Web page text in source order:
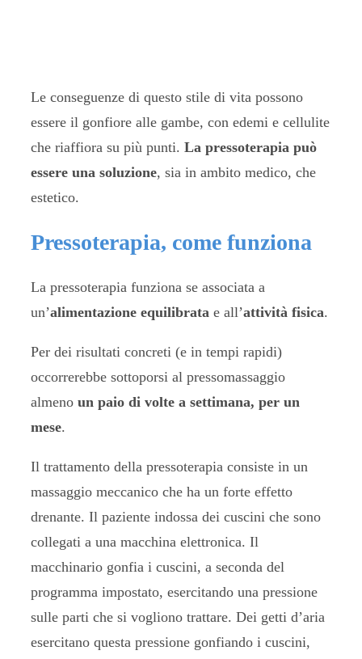
Le conseguenze di questo stile di vita possono
essere il gonfiore alle gambe, con edemi e cellulite
che riaffiora su più punti.La pressoterapia può
essere una soluzione, sia in ambito medico, che
estetico.
Pressoterapia, come funziona
La pressoterapia funziona se associata a
un’alimentazione equilibrata e all’attività fisica.
Per dei risultati concreti (e in tempi rapidi)
occorrerebbe sottoporsi al pressomassaggio
almenoun paio di volte a settimana, per un
mese.
Il trattamento della pressoterapia consiste in un
massaggio meccanico che ha un forte effetto
drenante. Il paziente indossa dei cuscini che sono
collegati a una macchina elettronica. Il
macchinario gonfia i cuscini, a seconda del
programma impostato, esercitando una pressione
sulle parti che si vogliono trattare. Dei getti d’aria
esercitano questa pressione gonfiando i cuscini,